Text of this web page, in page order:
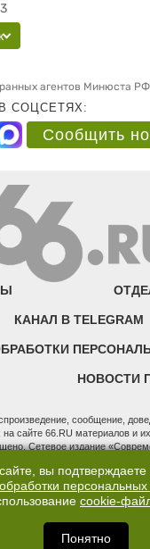
агентов Минюста РФ
СОЦСЕТЯХ:
Сообщить
КАНАЛ В TELEGRAM
НОВОСТИ
сообщение,
сайте 66.RU материалов и
Сетевое издание
информационных технологий и
номер ЭЛ № ФС 77 -
ограниченной
адрес редакции и отдела
Бориса Ельцина, д. 3, оф. 7015,
вы подтверждаете
cookie-
Понятно